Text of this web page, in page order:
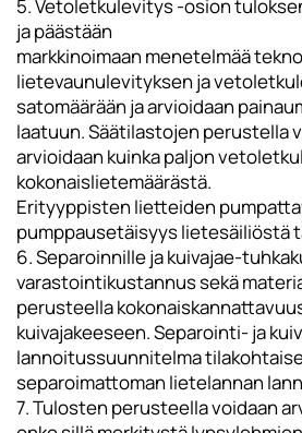
5. Vetoletkulevitys -osion
ja päästään
markkinoimaan menetelmää
lietevaunulevityksen ja
satomäärään ja arvioidaan
laatuun. Säätilastojen perustella
arvioidaan kuinka paljon
kokonaislietemäärästä.
Erityyppisten lietteiden
pumppausetäisyys lietesäiliöstä
6. Separoinnille ja kuivajae-
varastointikustannus sekä
perusteella
kuivajakeeseen. Separointi- ja
lannoitussuunnitelma
separoimattoman lietelannan
7. Tulosten perusteella voidaan